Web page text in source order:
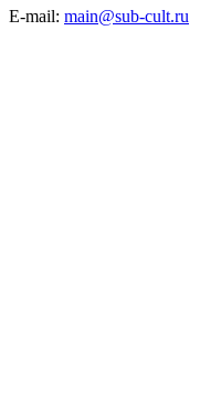
E-mail: main@sub-cult.ru